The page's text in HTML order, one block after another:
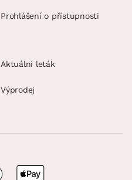
Prohlášení o přístupnosti
Aktuální leták
Výprodej